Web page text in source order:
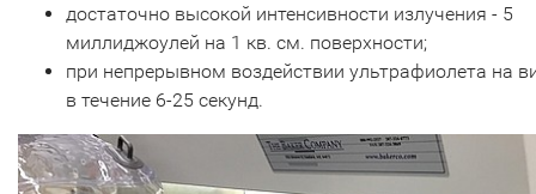
достаточно высокой интенсивности излучения - 5
миллиджоулей на 1 кв. см. поверхности;
при непрерывном воздействии ультрафиолета на
в течение 6-25 секунд.